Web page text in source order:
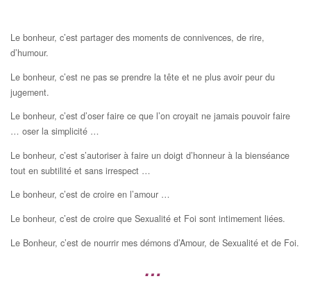
Le bonheur, c’est partager des moments de connivences, de rire,
d’humour.
Le bonheur, c’est ne pas se prendre la tête et ne plus avoir peur du
jugement.
Le bonheur, c’est d’oser faire ce que l’on croyait ne jamais pouvoir faire
… oser la simplicité …
Le bonheur, c’est s’autoriser à faire un doigt d’honneur à la bienséance
tout en subtilité et sans irrespect …
Le bonheur, c’est de croire en l’amour …
Le bonheur, c’est de croire que Sexualité et Foi sont intimement liées.
Le Bonheur, c’est de nourrir mes démons d’Amour, de Sexualité et de Foi.
…